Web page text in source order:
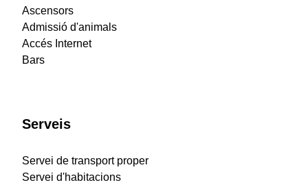
Ascensors
Admissió d'animals
Accés Internet
Bars
Serveis
Servei de transport proper
Servei d'habitacions